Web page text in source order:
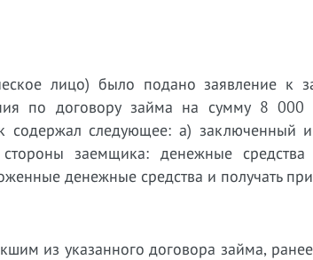
лицо) было подано заявление к
по договору займа на сумму 8
содержал следующее: а) заключенный
заемщика: денежные
денежные средства и получать
из указанного договора займа,